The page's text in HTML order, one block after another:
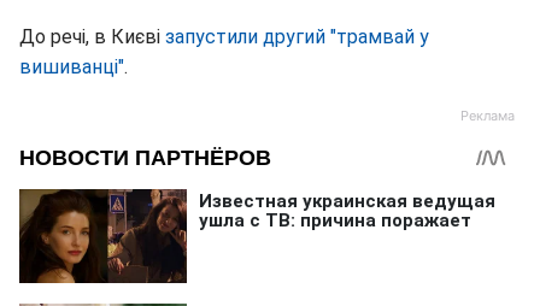
До речі, в Києві запустили другий "трамвай у
вишиванці".